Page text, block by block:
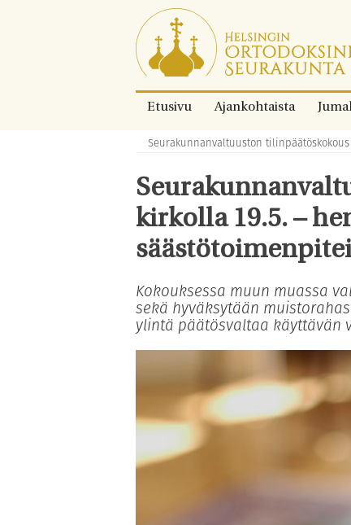
Siirry
suoraan
sisältöön.
Etusivu Ajankohtaista
Murupolku:
Seurakunnanvaltuuston
kirkolla 19.5. –
Kokouksessa muun muassa
sekä hyväksytään
ylintä päätösvaltaa käyttävän